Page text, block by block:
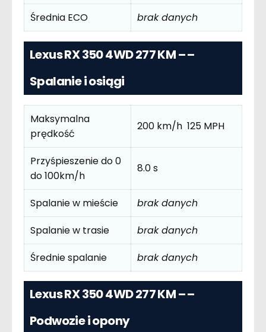
Średnia ECO
brak danych
Lexus RX 350 4WD 277 KM – –
Spalanie i osiągi
Maksymalna
prędkość
200 km/h 125 MPH
Przyśpieszenie do 0
do 100km/h
8.0 s
Spalanie w mieście
brak danych
Spalanie w trasie
brak danych
Średnie spalanie
brak danych
Lexus RX 350 4WD 277 KM – –
Podwozie i opony